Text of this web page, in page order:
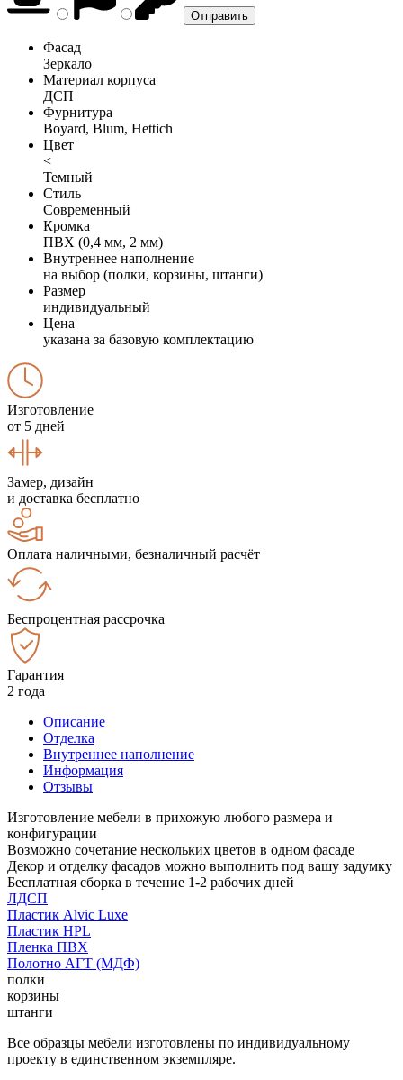
Фасад
Зеркало
Материал корпуса
ДСП
Фурнитура
Boyard, Blum, Hettich
Цвет
<
Темный
Стиль
Современный
Кромка
ПВХ (0,4 мм, 2 мм)
Внутреннее наполнение
на выбор (полки, корзины, штанги)
Размер
индивидуальный
Цена
указана за базовую комплектацию
Изготовление
от 5 дней
Замер, дизайн
и доставка бесплатно
Оплата наличными, безналичный расчёт
Беспроцентная рассрочка
Гарантия
2 года
Описание
Отделка
Внутреннее наполнение
Информация
Отзывы
Изготовление мебели в прихожую любого размера и
конфигурации
Возможно сочетание нескольких цветов в одном фасаде
Декор и отделку фасадов можно выполнить под вашу задумку
Бесплатная сборка в течение 1-2 рабочих дней
ЛДСП
Пластик Alvic Luxe
Пластик HPL
Пленка ПВХ
Полотно АГТ (МДФ)
полки
корзины
штанги
Все образцы мебели изготовлены по индивидуальному
проекту в единственном экземпляре.